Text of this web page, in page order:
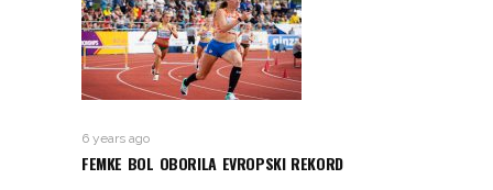
6 years ago
FEMKE BOL OBORILA EVROPSKI REKORD